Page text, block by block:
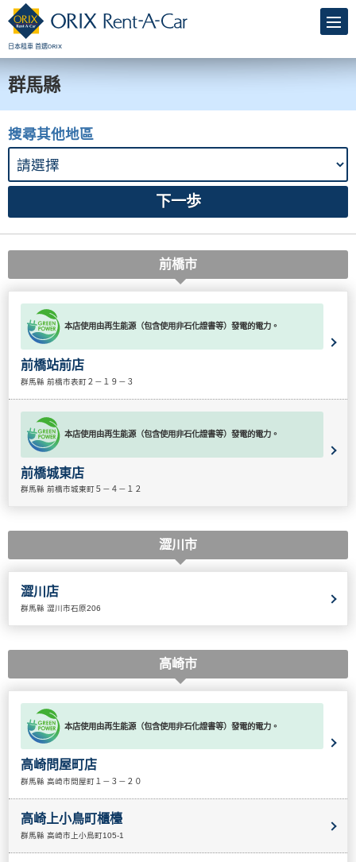
日本租車 首選ORIX
群馬縣
搜尋其他地區
前橋市
本店使用由再生能源（包含使用非石化證書等）發電的電力。
前橋站前店
群馬縣 前橋市表町２－１９－３
本店使用由再生能源（包含使用非石化證書等）發電的電力。
前橋城東店
群馬縣 前橋市城東町５－４－１２
澀川市
澀川店
群馬縣 澀川市石原206
高崎市
本店使用由再生能源（包含使用非石化證書等）發電的電力。
高崎問屋町店
群馬縣 高崎市問屋町１－３－２０
高崎上小鳥町櫃檯
群馬縣 高崎市上小鳥町105-1